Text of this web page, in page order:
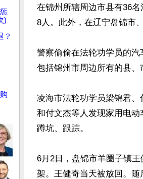
)
？
在锦州所辖周边市县有36
8人。此外，在辽宁盘锦市
警察偷偷在法轮功学员的
包括锦州市周边所有的县、
凌海市法轮功学员梁锦君
和付文杰等人发现家用电
蹲坑、跟踪。
6月2日，盘锦市羊圈子镇
架。王健奇当天被放回。随